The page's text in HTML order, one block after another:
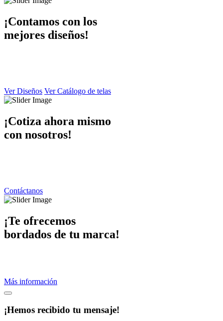
¡Contamos con los
mejores diseños!
Ver Diseños Ver Catálogo de telas
¡Cotiza ahora mismo
con nosotros!
Contáctanos
¡Te ofrecemos
bordados de tu marca!
Más información
¡Hemos recibido tu mensaje!